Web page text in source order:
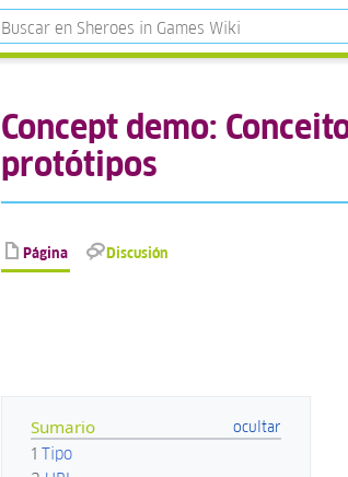
Concept demo:
protótipos
Página Discusión
Sumario
1 Tipo